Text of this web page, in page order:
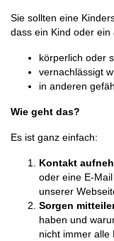
Sie sollten eine
dass ein Kind oder ein
körperlich oder
vernachlässigt
in anderen
Wie geht das?
Es ist ganz einfach:
Kontakt
oder eine E-
unserer
Sorgen
haben und
nicht immer alle